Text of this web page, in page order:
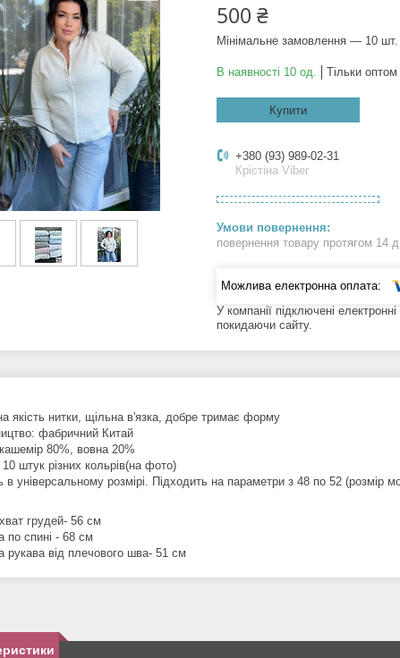
500 ₴
Мінімальне замовлення — 10 шт.
В наявності 10 од. Тільки оптом
Купити
+380 (93) 989-02-31
Крістіна Viber
повернення товару протягом 14
У компанії підключені
покидаючи сайту.
якість нитки, щільна в'язка, добре тримає форму
фабричний Китай
80%, вовна 20%
10 штук різних кольрів(на фото)
універсальному розмірі. Підходить на параметри з 48 по 52 (розмір
грудей- 56 см
по спині - 68 см
рукава від плечового шва- 51 см